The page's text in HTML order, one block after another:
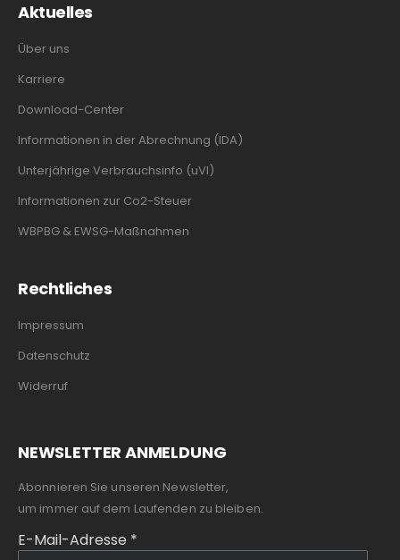
Aktuelles
Über uns
Karriere
Download-Center
Informationen in der Abrechnung (IDA)
Unterjährige Verbrauchsinfo (uVI)
Informationen zur Co2-Steuer
WBPBG & EWSG-Maßnahmen
Rechtliches
Impressum
Datenschutz
Widerruf
NEWSLETTER ANMELDUNG
Abonnieren Sie unseren Newsletter,
um immer auf dem Laufenden zu bleiben.
E-Mail-Adresse *